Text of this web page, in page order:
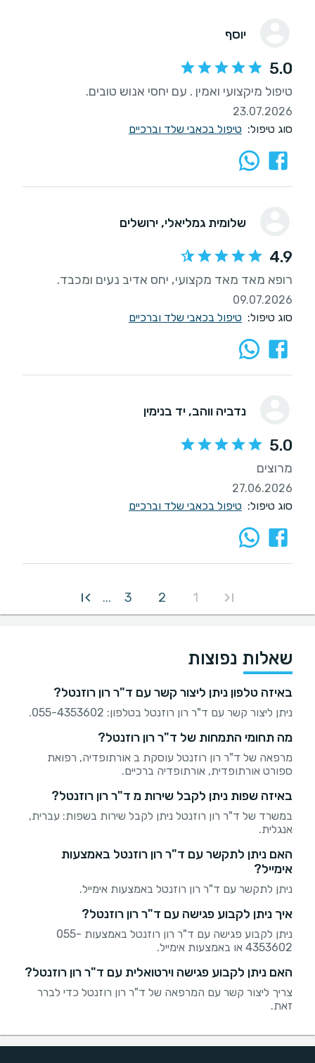
יוסף
5.0
טיפול מיקצועי ואמין . עם יחסי אנוש טובים.
23.07.2026
סוג טיפול: טיפול בכאבי שלד וברכיים
שלומית גמליאלי, ירושלים
4.9
רופא מאד מאד מקצועי, יחס אדיב נעים ומכבד.
09.07.2026
סוג טיפול: טיפול בכאבי שלד וברכיים
נדביה ווהב, יד בנימין
5.0
מרוצים
27.06.2026
סוג טיפול: טיפול בכאבי שלד וברכיים
1
2
3
...
שאלות נפוצות
באיזה טלפון ניתן ליצור קשר עם ד"ר רון רוזנטל?
ניתן ליצור קשר עם ד"ר רון רוזנטל בטלפון: 055-4353602.
מה תחומי התמחות של ד"ר רון רוזנטל?
מרפאה של ד"ר רון רוזנטל עוסקת ב אורתופדיה, רפואת
ספורט אורתופדית, אורתופדיה ברכיים.
באיזה שפות ניתן לקבל שירות מ ד"ר רון רוזנטל?
במשרד של ד"ר רון רוזנטל ניתן לקבל שירות בשפות: עברית,
אנגלית.
האם ניתן לתקשר עם ד"ר רון רוזנטל באמצעות
אימייל?
ניתן לתקשר עם ד"ר רון רוזנטל באמצעות אימייל.
איך ניתן לקבוע פגישה עם ד"ר רון רוזנטל?
ניתן לקבוע פגישה עם ד"ר רון רוזנטל באמצעות 055-
4353602 או באמצעות אימייל.
האם ניתן לקבוע פגישה וירטואלית עם ד"ר רון רוזנטל?
צריך ליצור קשר עם המרפאה של ד"ר רון רוזנטל כדי לברר
זאת.